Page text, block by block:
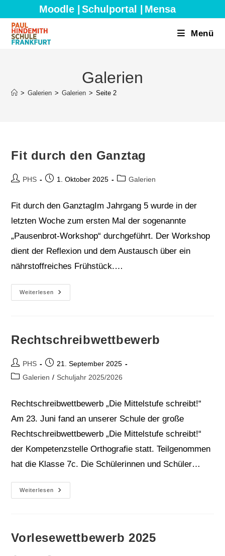
Inhalt
springen
Moodle | Schulportal | Mensa
Menü
Galerien
> Galerien > Galerien > Seite 2
Fit durch den Ganztag
Beitrags-
PHS
Beitrag1. Oktober 2025
Beitrags-
Galerien
Fit durch den GanztagIm Jahrgang 5 wurde in der
letzten Woche zum ersten Mal der sogenannte
„Pausenbrot-Workshop“ durchgeführt. Der Workshop
dient der Reflexion und dem Austausch über ein
nährstoffreiches Frühstück.…
Weiterlesen
Fit
Durch
Rechtschreibwettbewerb
Beitrags-
Autor:
PHS
Beitrag
veröffentlicht:
21. September 2025
Beitrags-
Galerien / Schuljahr 2025/2026
Rechtschreibwettbewerb „Die Mittelstufe schreibt!“
Am 23. Juni fand an unserer Schule der große
Rechtschreibwettbewerb „Die Mittelstufe schreibt!“
der Kompetenzstelle Orthografie statt. Teilgenommen
hat die Klasse 7c. Die Schülerinnen und Schüler…
Weiterlesen Rechtschreibwettbewerb
Vorlesewettbewerb 2025